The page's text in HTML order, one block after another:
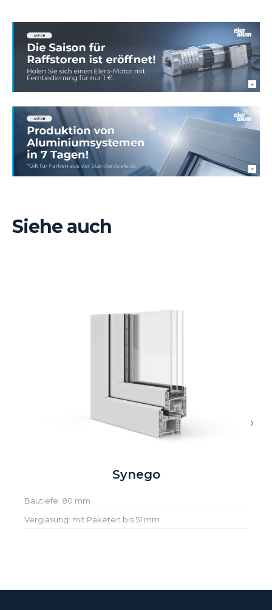
Siehe auch
Synego
Bautiefe: 80 mm
Verglasung: mit Paketen bis 51 mm
›